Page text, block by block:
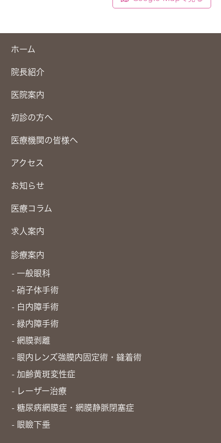
ホーム
院長紹介
医院案内
初診の方へ
医療機関の皆様へ
アクセス
お知らせ
医療コラム
求人案内
診療案内
一般眼科
硝子体手術
白内障手術
緑内障手術
網膜剥離
眼内レンズ強膜内固定術・縫着術
加齢黄斑変性症
レーザー治療
糖尿病網膜症・網膜静脈閉塞症
眼瞼下垂